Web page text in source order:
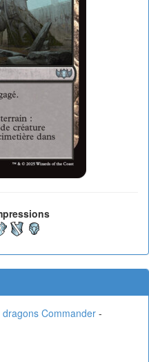
Commander -